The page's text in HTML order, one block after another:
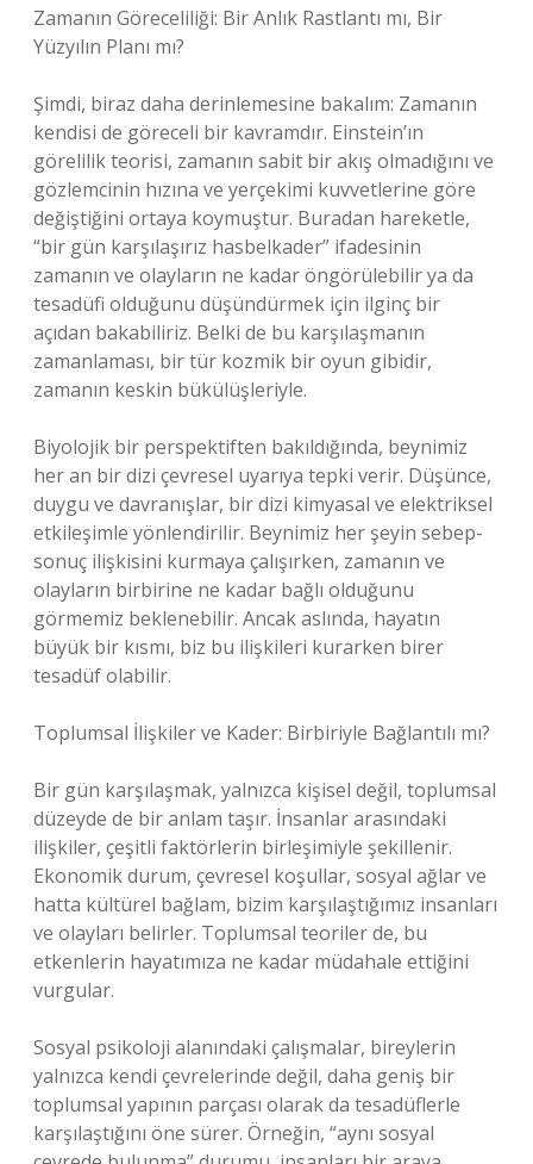
Zamanın Göreceliliği: Bir Anlık Rastlantı mı, Bir
Yüzyılın Planı mı?
Şimdi, biraz daha derinlemesine bakalım: Zamanın
kendisi de göreceli bir kavramdır. Einstein’ın
görelilik teorisi, zamanın sabit bir akış olmadığını ve
gözlemcinin hızına ve yerçekimi kuvvetlerine göre
değiştiğini ortaya koymuştur. Buradan hareketle,
“bir gün karşılaşırız hasbelkader” ifadesinin
zamanın ve olayların ne kadar öngörülebilir ya da
tesadüfi olduğunu düşündürmek için ilginç bir
açıdan bakabiliriz. Belki de bu karşılaşmanın
zamanlaması, bir tür kozmik bir oyun gibidir,
zamanın keskin bükülüşleriyle.
Biyolojik bir perspektiften bakıldığında, beynimiz
her an bir dizi çevresel uyarıya tepki verir. Düşünce,
duygu ve davranışlar, bir dizi kimyasal ve elektriksel
etkileşimle yönlendirilir. Beynimiz her şeyin sebep-
sonuç ilişkisini kurmaya çalışırken, zamanın ve
olayların birbirine ne kadar bağlı olduğunu
görmemiz beklenebilir. Ancak aslında, hayatın
büyük bir kısmı, biz bu ilişkileri kurarken birer
tesadüf olabilir.
Toplumsal İlişkiler ve Kader: Birbiriyle Bağlantılı mı?
Bir gün karşılaşmak, yalnızca kişisel değil, toplumsal
düzeyde de bir anlam taşır. İnsanlar arasındaki
ilişkiler, çeşitli faktörlerin birleşimiyle şekillenir.
Ekonomik durum, çevresel koşullar, sosyal ağlar ve
hatta kültürel bağlam, bizim karşılaştığımız insanları
ve olayları belirler. Toplumsal teoriler de, bu
etkenlerin hayatımıza ne kadar müdahale ettiğini
vurgular.
Sosyal psikoloji alanındaki çalışmalar, bireylerin
yalnızca kendi çevrelerinde değil, daha geniş bir
toplumsal yapının parçası olarak da tesadüflerle
karşılaştığını öne sürer. Örneğin, “aynı sosyal